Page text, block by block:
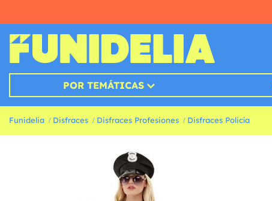
POR TEMÁTICAS
Funidelia Disfraces Disfraces Profesiones Disfraces Policía